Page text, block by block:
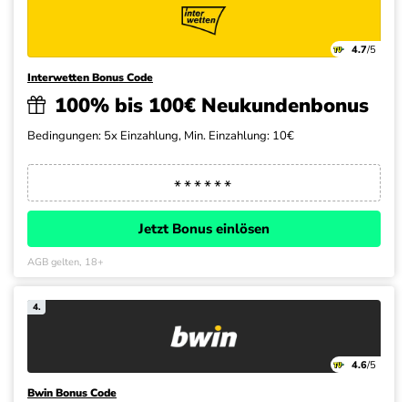
4.7/5
Interwetten Bonus Code
100% bis 100€ Neukundenbonus
Bedingungen: 5x Einzahlung, Min. Einzahlung: 10€
Jetzt Bonus einlösen
AGB gelten, 18+
4.
4.6/5
Bwin Bonus Code